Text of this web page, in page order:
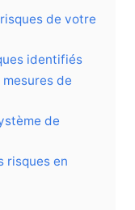
de votre
identifiés
de
de
risques en